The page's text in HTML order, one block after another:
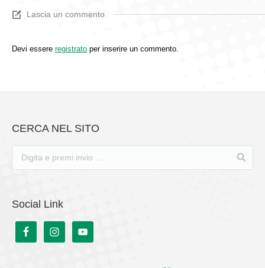
Lascia un commento
Devi essere registrato per inserire un commento.
CERCA NEL SITO
Social Link